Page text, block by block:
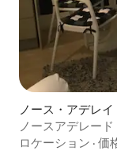
ノース・アデレ
ノースアデレー
ロケーション · 価